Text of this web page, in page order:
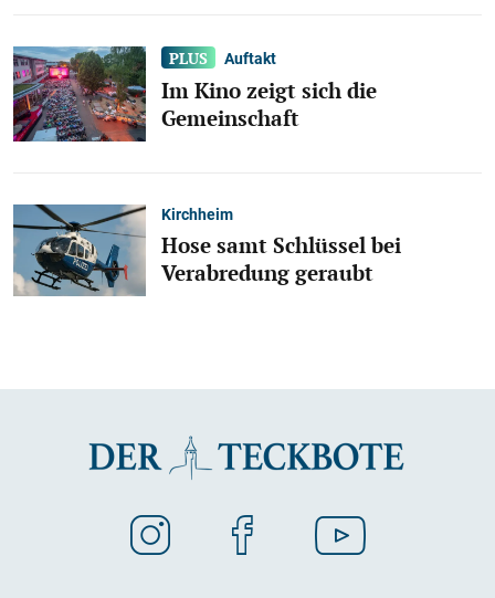
Auftakt
Im Kino zeigt sich die
Gemeinschaft
Kirchheim
Hose samt Schlüssel bei
Verabredung geraubt